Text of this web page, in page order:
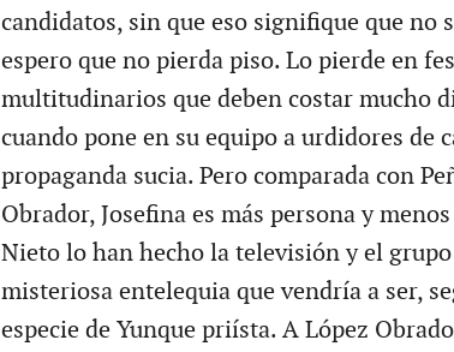
candidatos, sin que eso signifique que no
espero que no pierda piso. Lo pierde en
multitudinarios que deben costar mucho
cuando pone en su equipo a urdidores de
propaganda sucia. Pero comparada con
Obrador, Josefina es más persona y
Nieto lo han hecho la televisión y el
misteriosa entelequia que vendría a ser,
especie de Yunque priísta. A López